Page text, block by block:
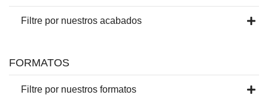
Filtre por nuestros acabados
FORMATOS
Filtre por nuestros formatos